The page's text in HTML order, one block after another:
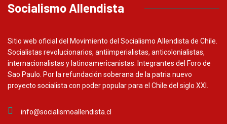
Socialismo Allendista
Sitio web oficial del Movimiento del Socialismo Allendista de Chile.
Socialistas revolucionarios, antiimperialistas, anticolonialistas,
internacionalistas y latinoamericanistas. Integrantes del Foro de
Sao Paulo. Por la refundación soberana de la patria nuevo
proyecto socialista con poder popular para el Chile del siglo XXI.
info@socialismoallendista.cl